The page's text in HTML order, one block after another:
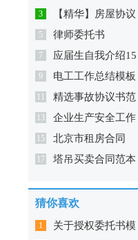
范本
3
【精华】房屋协议
书范文合集10篇
5 律师委托书
7
应届生自我介绍15
篇
9 电工工作总结模板
11
精选事故协议书范
文汇总8篇
13
企业生产安全工作
总结
15 北京市租房合同
17 塔吊买卖合同范本
猜你喜欢
1
关于授权委托书模